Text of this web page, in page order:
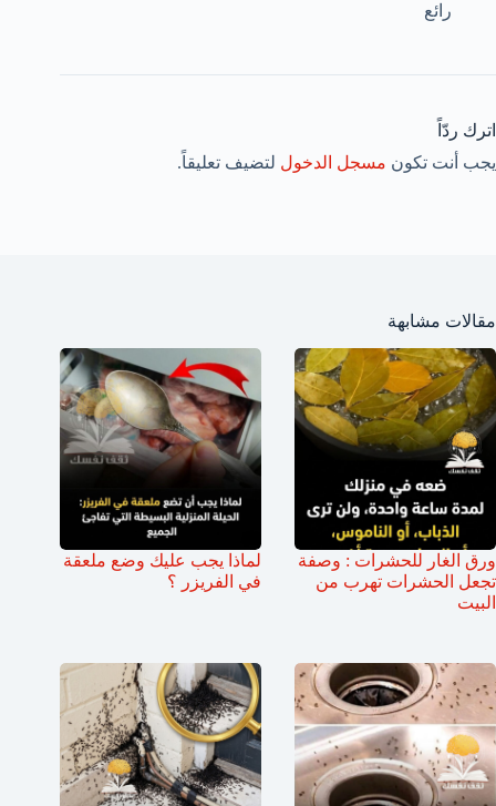
رائع
اترك ردّاً
يجب أنت تكون مسجل الدخول لتضيف تعليقاً.
مقالات مشابهة
ورق الغار للحشرات : وصفة
تجعل الحشرات تهرب من
البيت
لماذا يجب عليك وضع ملعقة
في الفريزر ؟